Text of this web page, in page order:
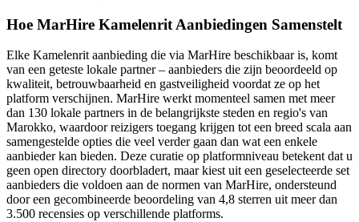
Hoe MarHire Kamelenrit Aanbiedingen Samenstelt
Elke Kamelenrit aanbieding die via MarHire beschikbaar is, komt
van een geteste lokale partner – aanbieders die zijn beoordeeld op
kwaliteit, betrouwbaarheid en gastveiligheid voordat ze op het
platform verschijnen. MarHire werkt momenteel samen met meer
dan 130 lokale partners in de belangrijkste steden en regio's van
Marokko, waardoor reizigers toegang krijgen tot een breed scala aan
samengestelde opties die veel verder gaan dan wat een enkele
aanbieder kan bieden. Deze curatie op platformniveau betekent dat u
geen open directory doorbladert, maar kiest uit een geselecteerde set
aanbieders die voldoen aan de normen van MarHire, ondersteund
door een gecombineerde beoordeling van 4,8 sterren uit meer dan
3.500 recensies op verschillende platforms.